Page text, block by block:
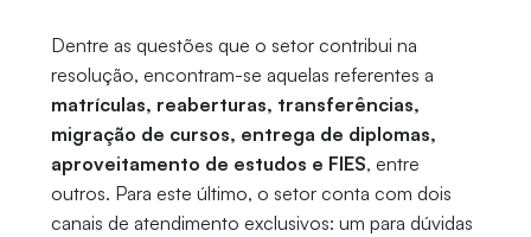
Dentre as questões que o setor contribui na
resolução, encontram-se aquelas referentes a
matrículas, reaberturas, transferências,
migração de cursos, entrega de diplomas,
aproveitamento de estudos e FIES, entre
outros. Para este último, o setor conta com dois
canais de atendimento exclusivos: um para dúvidas